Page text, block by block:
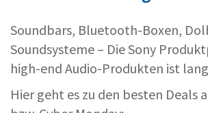
Soundbars, Bluetooth-Boxen,
Soundsysteme – Die Sony
high-end Audio-Produkten ist
Hier geht es zu den besten Deals